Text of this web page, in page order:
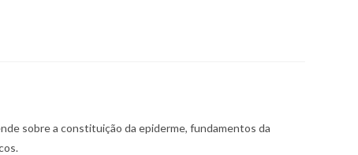
Kz.sobre a constituição da epiderme, fundamentos da